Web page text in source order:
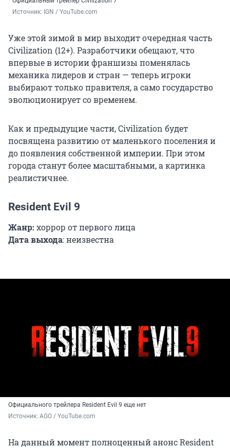
Источник: IGN / YouTube.com
Уже этой зимой в мир выходит очередная часть
Civilization (12+). Разработчики обещают, что
впервые в истории франшизы поменялась
механика лидеров и стран — теперь игроки
выбирают только правителя, а само государство
эволюционирует со временем.
Как и предыдущие части, Civilization будет
посвящена развитию от маленького поселения и
до появления собственной империи. При этом
города станут более масштабными, а картинка
реалистичнее.
Resident Evil 9
Жанр: хоррор от первого лица
Дата выхода: неизвестна
Официального трейлера Resident Evil 9 еще нет
Источник: AGO / YouTube.com
На данный момент полноценный анонс Resident